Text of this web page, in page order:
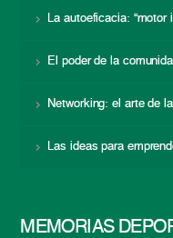
La autoeficacia: “motor
El poder de la
Networking: el arte de
Las ideas para
MEMORIAS